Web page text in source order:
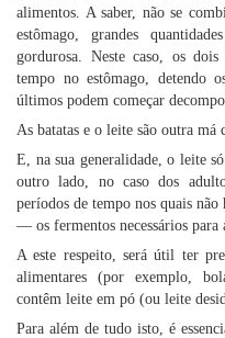
alimentos. A saber, não se
estômago, grandes
gordurosa. Neste caso, os
tempo no estômago, detendo
últimos podem começar
As batatas e o leite são outra má
E, na sua generalidade, o leite
outro lado, no caso dos
períodos de tempo nos quais
— os fermentos necessários para
A este respeito, será útil ter
alimentares (por exemplo,
contêm leite em pó (ou leite
Para além de tudo isto, é